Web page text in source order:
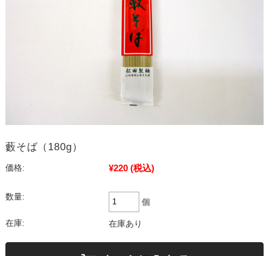
藪そば（180g）
価格: ¥220 (税込)
数量:
個
在庫: 在庫あり